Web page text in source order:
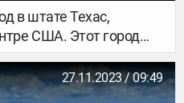
в штате Техас,
США. Этот город
красивой
количеством
которые привлекают
27.11.2023 / 09:49